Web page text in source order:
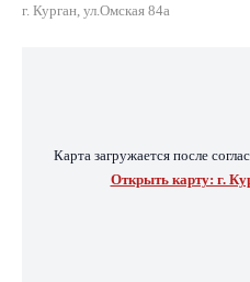
г. Курган, ул.Омская 84а
Карта загружается после
Открыть карту: г.